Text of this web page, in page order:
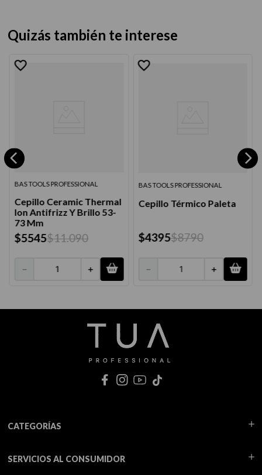
Quizás también te interese
BAS TOOLS PROFESSIONAL
Cepillo Ceramic Thermal
Ion Antifrizz Y Brillo 53-
73 Mm
$5545$11.090
＋
－
BAS TOOLS PROFESSIONAL
Cepillo Térmico Paleta
$4395$8790
＋
－
CATEGORÍAS
SERVICIOS AL CONSUMIDOR